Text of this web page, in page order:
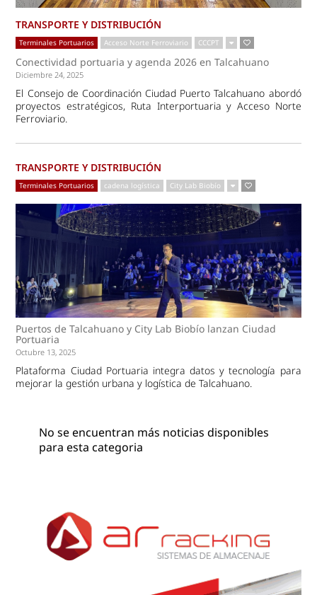
TRANSPORTE Y DISTRIBUCIÓN
Terminales Portuarios Acceso Norte Ferroviario CCCPT
Conectividad portuaria y agenda 2026 en Talcahuano
Diciembre 24, 2025
El Consejo de Coordinación Ciudad Puerto Talcahuano abordó
proyectos estratégicos, Ruta Interportuaria y Acceso Norte
Ferroviario.
TRANSPORTE Y DISTRIBUCIÓN
Terminales Portuarios cadena logística City Lab Biobío
Puertos de Talcahuano y City Lab Biobío lanzan Ciudad
Portuaria
Octubre 13, 2025
Plataforma Ciudad Portuaria integra datos y tecnología para
mejorar la gestión urbana y logística de Talcahuano.
No se encuentran más noticias disponibles
para esta categoria